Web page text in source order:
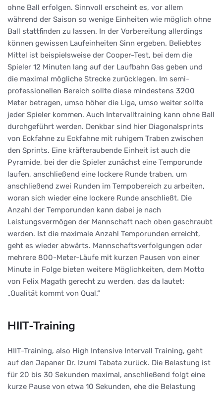
ohne Ball erfolgen. Sinnvoll erscheint es, vor allem
während der Saison so wenige Einheiten wie möglich ohne
Ball stattfinden zu lassen. In der Vorbereitung allerdings
können gewissen Laufeinheiten Sinn ergeben. Beliebtes
Mittel ist beispielsweise der Cooper-Test, bei dem die
Spieler 12 Minuten lang auf der Laufbahn Gas geben und
die maximal mögliche Strecke zurücklegen. Im semi-
professionellen Bereich sollte diese mindestens 3200
Meter betragen, umso höher die Liga, umso weiter sollte
jeder Spieler kommen. Auch Intervalltraining kann ohne Ball
durchgeführt werden. Denkbar sind hier Diagonalsprints
von Eckfahne zu Eckfahne mit ruhigem Traben zwischen
den Sprints. Eine kräfteraubende Einheit ist auch die
Pyramide, bei der die Spieler zunächst eine Temporunde
laufen, anschließend eine lockere Runde traben, um
anschließend zwei Runden im Tempobereich zu arbeiten,
woran sich wieder eine lockere Runde anschließt. Die
Anzahl der Temporunden kann dabei je nach
Leistungsvermögen der Mannschaft nach oben geschraubt
werden. Ist die maximale Anzahl Temporunden erreicht,
geht es wieder abwärts. Mannschaftsverfolgungen oder
mehrere 800-Meter-Läufe mit kurzen Pausen von einer
Minute in Folge bieten weitere Möglichkeiten, dem Motto
von Felix Magath gerecht zu werden, das da lautet:
„Qualität kommt von Qual.“
HIIT-Training
HIIT-Training, also High Intensive Intervall Training, geht
auf den Japaner Dr. Izumi Tabata zurück. Die Belastung ist
für 20 bis 30 Sekunden maximal, anschließend folgt eine
kurze Pause von etwa 10 Sekunden, ehe die Belastung